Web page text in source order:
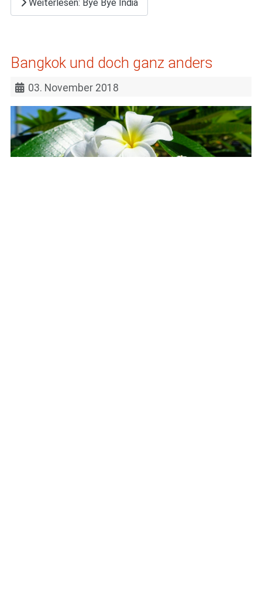
Weiterlesen: Bye Bye India
Bangkok und doch ganz anders
03. November 2018